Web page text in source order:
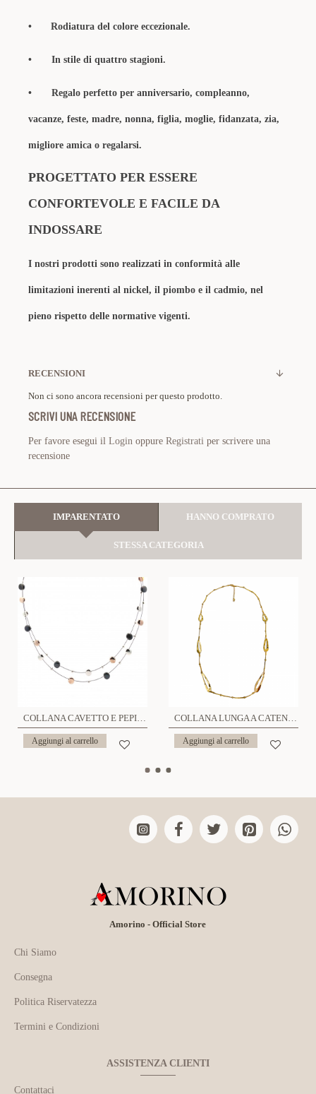
• Rodiatura del colore eccezionale.
• In stile di quattro stagioni.
• Regalo perfetto per anniversario, compleanno,
vacanze, feste, madre, nonna, figlia, moglie, fidanzata, zia,
migliore amica o regalarsi.
PROGETTATO PER ESSERE
CONFORTEVOLE E FACILE DA
INDOSSARE
I nostri prodotti sono realizzati in conformità alle
limitazioni inerenti al nickel, il piombo e il cadmio, nel
pieno rispetto delle normative vigenti.
RECENSIONI
Non ci sono ancora recensioni per questo prodotto.
SCRIVI UNA RECENSIONE
Per favore esegui il Login oppure Registrati per scrivere una
recensione
IMPARENTATO HANNO COMPRATO
STESSA CATEGORIA
COLLANA CAVETTO E PEPITA - SW81217100E53
Aggiungi al carrello
COLLANA LUNGA A CATENA CON PIASTRINE LUNGHE - SW1910281024F3
Aggiungi al carrello
Amorino - Official Store
Chi Siamo
Consegna
Politica Riservatezza
Termini e Condizioni
ASSISTENZA CLIENTI
Contattaci